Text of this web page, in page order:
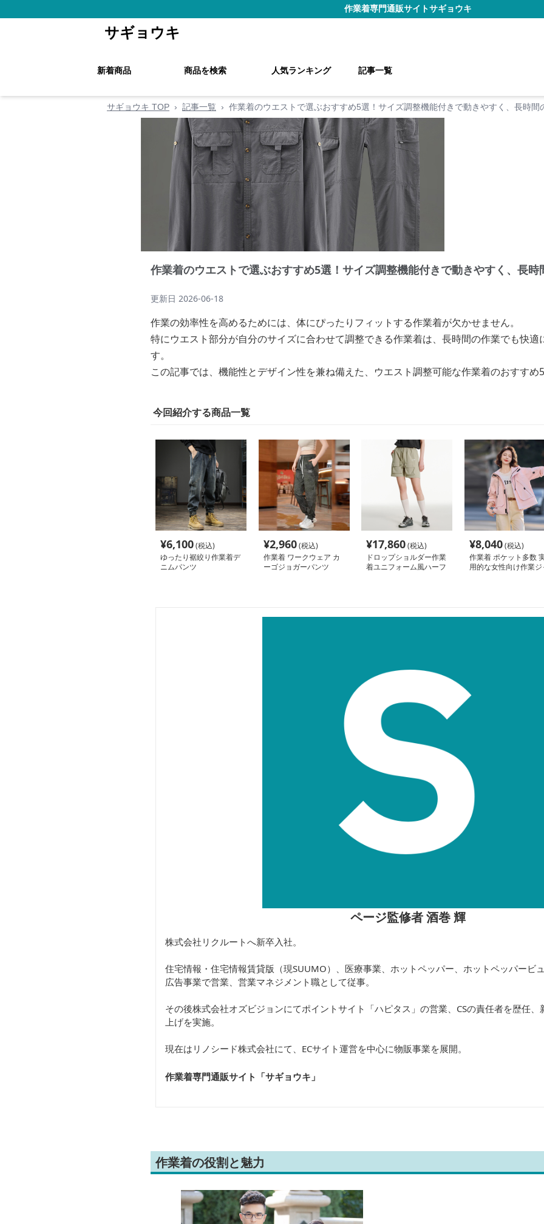
作業着専門通販サイトサギョウキ
サギョウキ
新着商品 商品を検索 人気ランキング 記事一覧
サギョウキ TOP › 記事一覧 › 作業着のウエストで選ぶおすすめ5選！サイズ調整機能付きで動きやすく、長時間
作業着のウエストで選ぶおすすめ5選！サイズ調整機能付きで動きやすく、長時
更新日 2026-06-18
作業の効率性を高めるためには、体にぴったりフィットする作業着が欠かせません。
特にウエスト部分が自分のサイズに合わせて調整できる作業着は、長時間の作業でも快
す。
この記事では、機能性とデザイン性を兼ね備えた、ウエスト調整可能な作業着のおすすめ5
今回紹介する商品一覧
¥6,100(税込)
ゆったり裾絞り作業着デ
ニムパンツ
¥2,960(税込)
作業着 ワークウェア カ
ーゴジョガーパンツ
¥17,860(税込)
ドロップショルダー作業
着ユニフォーム風ハーフ
¥8,040(税込)
作業着 ポケット多数
用的な女性向け作業ジ
ページ監修者 酒巻 輝
株式会社リクルートへ新卒入社。
住宅情報・住宅情報賃貸版（現SUUMO）、医療事業、ホットペッパー、ホットペッパービ
広告事業で営業、営業マネジメント職として従事。
その後株式会社オズビジョンにてポイントサイト「ハピタス」の営業、CSの責任者を歴任、
上げを実施。
現在はリノシード株式会社にて、ECサイト運営を中心に物販事業を展開。
作業着専門通販サイト「サギョウキ 」
作業着の役割と魅力